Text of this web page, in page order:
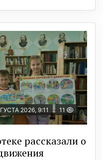
2026, 9:11 11
рассказали о